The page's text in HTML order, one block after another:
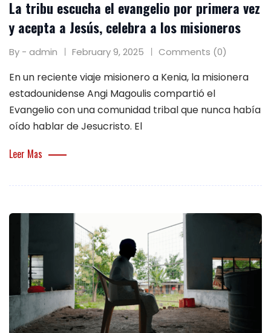
La tribu escucha el evangelio por primera vez
y acepta a Jesús, celebra a los misioneros
By - admin February 9, 2025 Comments (0)
En un reciente viaje misionero a Kenia, la misionera
estadounidense Angi Magoulis compartió el
Evangelio con una comunidad tribal que nunca había
oído hablar de Jesucristo. El
Leer Mas